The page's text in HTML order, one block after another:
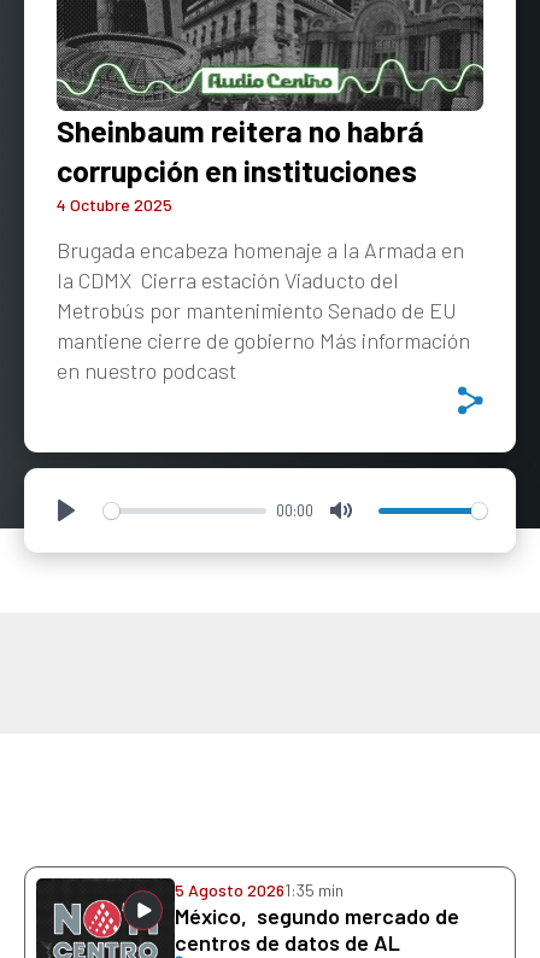
Sheinbaum reitera no habrá
corrupción en instituciones
4 Octubre 2025
Brugada encabeza homenaje a la Armada en
la CDMX Cierra estación Viaducto del
Metrobús por mantenimiento Senado de EU
mantiene cierre de gobierno Más información
en nuestro podcast
Play 00:00 Mute
5 Agosto 20261:35 min
México, segundo mercado de
centros de datos de AL